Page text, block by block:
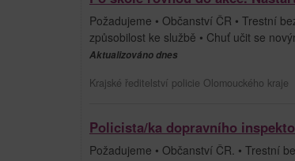
Požadujeme • Občanství ČR • Trestní
způsobilost ke službě • Chuť učit se
Aktualizováno dnes
Krajské ředitelství policie Olomouckého kraje
Policista/ka dopravního
Požadujeme • Občanství ČR. • Trestní